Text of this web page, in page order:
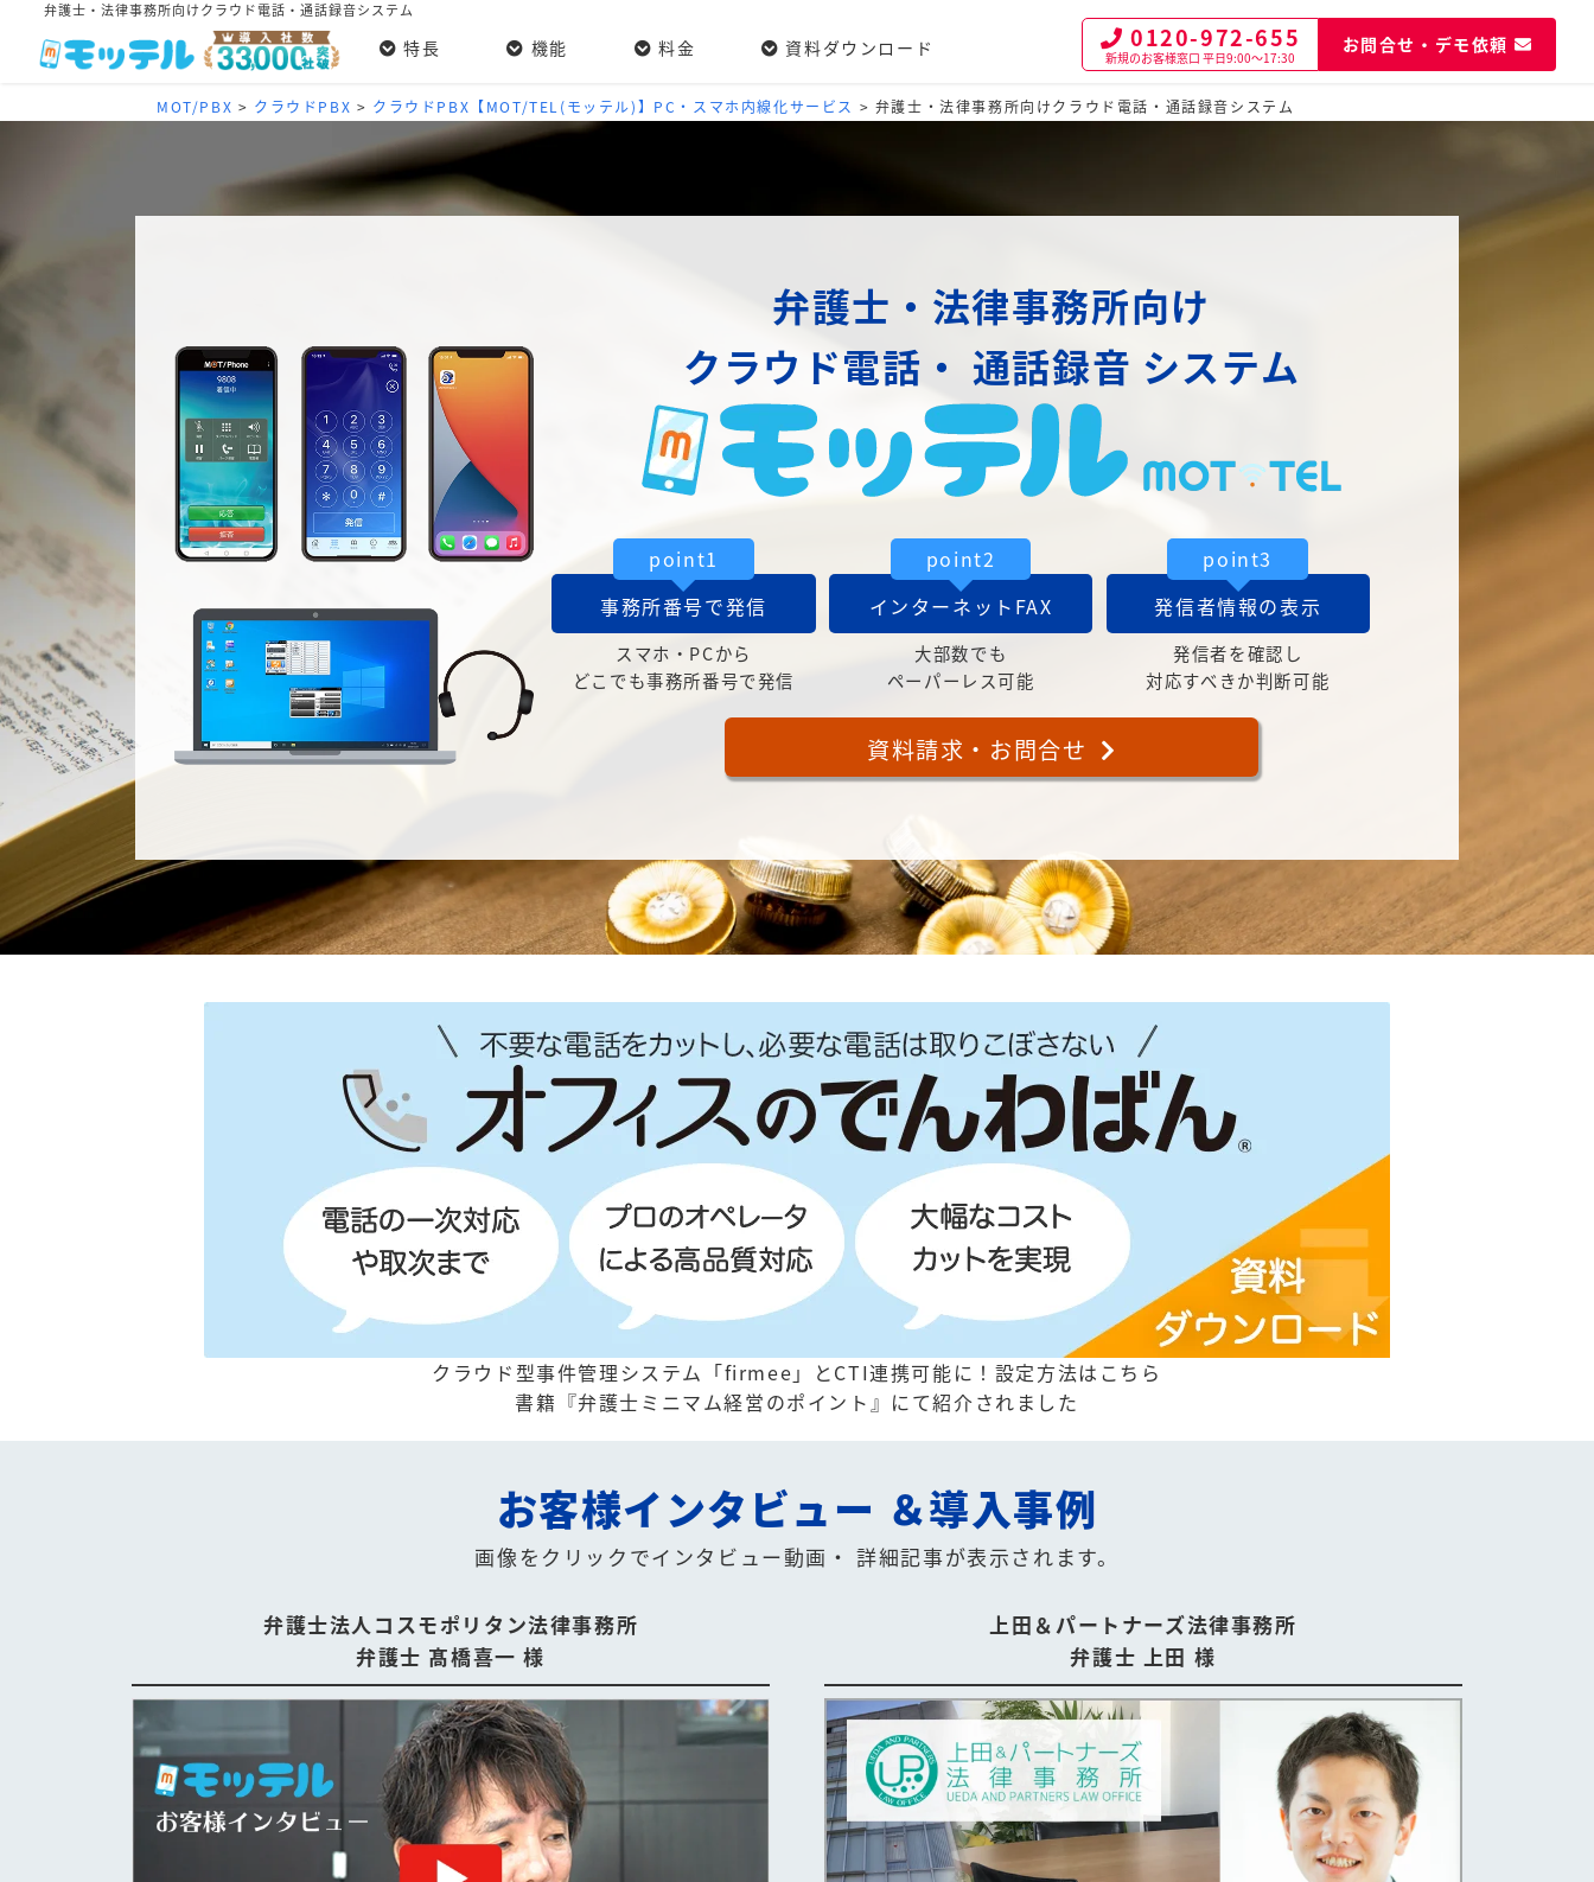
弁護士・法律事務所向けクラウド電話・通話録音システム
特長 機能 料金 資料ダウンロード 0120-972-655
新規のお客様窓口 平日9:00～17:30
お問合せ・デモ依頼
MOT/PBX > クラウドPBX > クラウドPBX【MOT/TEL(モッテル)】PC・スマホ内線化サービス > 弁護士・法律事務所向けクラウド電話・通話録音システム
弁護士・法律事務所向け
クラウド電話・ 通話録音 システム
point1
事務所番号で発信
スマホ・PCから
どこでも事務所番号で発信
point2
インターネットFAX
大部数でも
ペーパーレス可能
point3
発信者情報の表示
発信者を確認し
対応すべきか判断可能
資料請求・お問合せ
クラウド型事件管理システム「firmee」とCTI連携可能に！ 設定方法はこちら
書籍『弁護士ミニマム経営のポイント』にて紹介されました
お客様インタビュー ＆導入事例
画像をクリックでインタビュー動画・ 詳細記事が表示されます。
弁護士法人コスモポリタン法律事務所
弁護士 髙橋喜一 様
上田＆パートナーズ法律事務所
弁護士 上田 様